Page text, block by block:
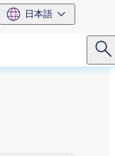
日本語